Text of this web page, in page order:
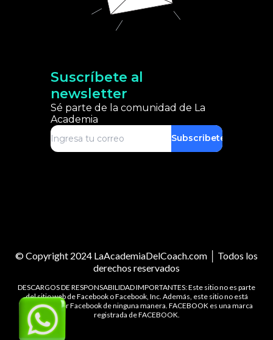
Suscríbete al
newsletter
Sé parte de la comunidad de La
Academia
Subscribete
© Copyright 2024 LaAcademiaDelCoach.com │ Todos los
derechos reservados
DESCARGOS DE RESPONSABILIDAD IMPORTANTES: Este sitio no es parte
del sitio web de Facebook o Facebook, Inc. Además, este sitio no está
respaldado por Facebook de ninguna manera. FACEBOOK es una marca
registrada de FACEBOOK.